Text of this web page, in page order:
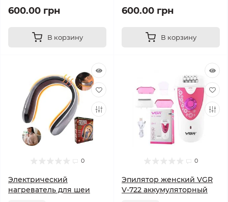
600.00 грн
В корзину
600.00 грн
В корзину
0
Электрический
нагреватель для шеи
0
Эпилятор женский VGR
V-722 аккумуляторный